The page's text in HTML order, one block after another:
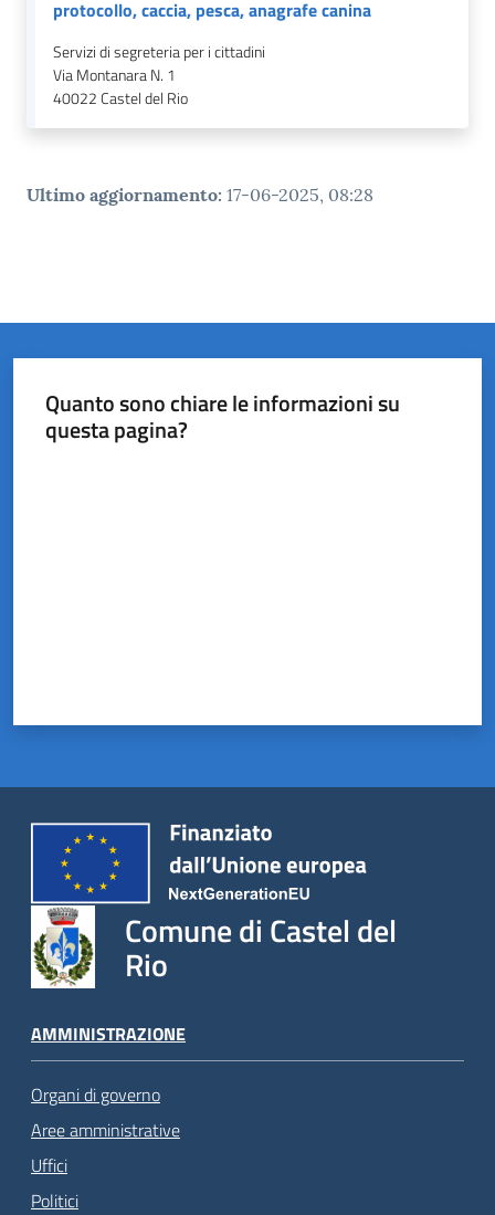
protocollo, caccia, pesca, anagrafe canina
Servizi di segreteria per i cittadini
Via Montanara N. 1
40022Castel del Rio
Ultimo aggiornamento: 17-06-2025, 08:28
Quanto sono chiare le informazioni su
questa pagina?
Comune di Castel del
Rio
AMMINISTRAZIONE
Organi di governo
Aree amministrative
Uffici
Politici